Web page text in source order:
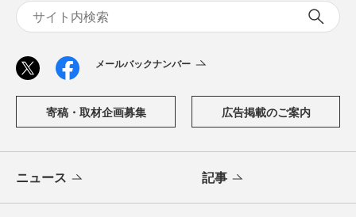
メールバックナンバー
寄稿・取材企画募集 広告掲載のご案内
ニュース 記事